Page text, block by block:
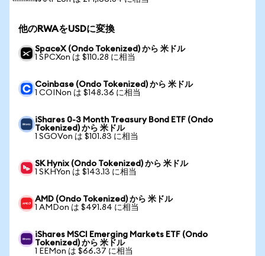
他のRWAをUSDに変換
SpaceX (Ondo Tokenized) から 米ドル
1 SPCXon は $110.28 に相当
Coinbase (Ondo Tokenized) から 米ドル
1 COINon は $148.36 に相当
iShares 0-3 Month Treasury Bond ETF (Ondo
Tokenized) から 米ドル
1 SGOVon は $101.83 に相当
SK Hynix (Ondo Tokenized) から 米ドル
1 SKHYon は $143.13 に相当
AMD (Ondo Tokenized) から 米ドル
1 AMDon は $491.84 に相当
iShares MSCI Emerging Markets ETF (Ondo
Tokenized) から 米ドル
1 EEMon は $66.37 に相当